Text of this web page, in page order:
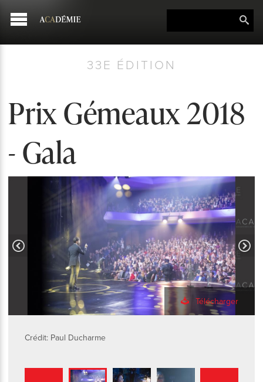
33E ÉDITION
Prix Gémeaux 2018
- Gala
Télécharger
Crédit: Paul Ducharme